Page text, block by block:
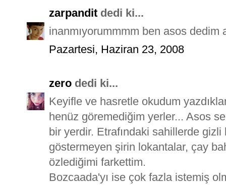
zarpandit dedi ki...
inanmıyorummmm ben asos
Pazartesi, Haziran 23, 2008
zero dedi ki...
Keyifle ve hasretle okudum
henüz göremediğim yerler... Asos
bir yerdir. Etrafındaki sahillerde
göstermeyen şirin lokantalar, çay
özlediğimi farkettim.
Bozcaada'yı ise çok fazla istemiş